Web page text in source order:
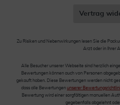
Vertrag
Zu Risiken und Nebenwirkungen lesen Sie die
Arzt oder in Ihrer
Alle Besucher unserer Webseite sind herzlich
Bewertungen können auch von Personen
gekauft haben. Diese Bewertungen werden nicht
dass alle Bewertungen unserer
Bewertung wird einer sorgfältigen manuellen
gegebenfalls abgelehnt